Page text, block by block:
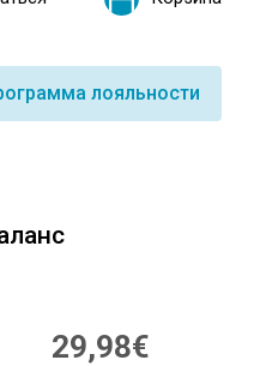
лояльности
29,98€